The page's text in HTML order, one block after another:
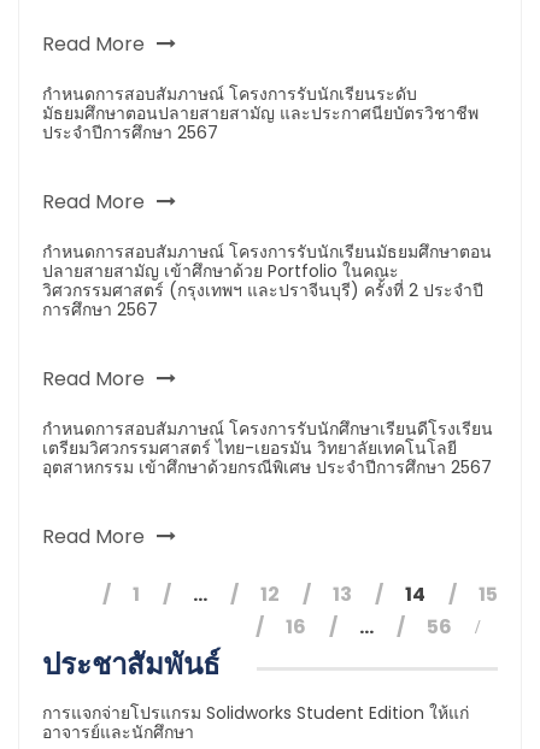
Read More
กำหนดการสอบสัมภาษณ์ โครงการรับนักเรียนระดับ
มัธยมศึกษาตอนปลายสายสามัญ และประกาศนียบัตรวิชาชีพ
ประจำปีการศึกษา 2567
Read More
กำหนดการสอบสัมภาษณ์ โครงการรับนักเรียนมัธยมศึกษาตอน
ปลายสายสามัญ เข้าศึกษาด้วย Portfolio ในคณะ
วิศวกรรมศาสตร์ (กรุงเทพฯ และปราจีนบุรี) ครั้งที่ 2 ประจำปี
การศึกษา 2567
Read More
กำหนดการสอบสัมภาษณ์ โครงการรับนักศึกษาเรียนดีโรงเรียน
เตรียมวิศวกรรมศาสตร์ ไทย-เยอรมัน วิทยาลัยเทคโนโลยี
อุตสาหกรรม เข้าศึกษาด้วยกรณีพิเศษ ประจำปีการศึกษา 2567
Read More
1 … 12 13 14
15
16
… 56
ประชาสัมพันธ์
การแจกจ่ายโปรแกรม Solidworks Student Edition ให้แก่
อาจารย์และนักศึกษา